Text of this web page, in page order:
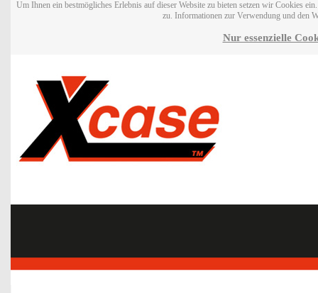
Um Ihnen ein bestmögliches Erlebnis auf dieser Website zu bieten setzen wir Cookies
zu. Informationen zur Verwendung und den
Nur essenzielle